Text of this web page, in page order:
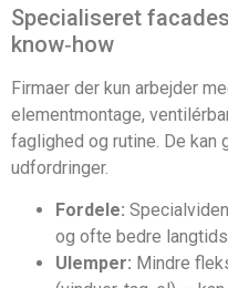
Specialiseret
know‑how
Firmaer der kun arbejder
elementmontage,
faglighed og rutine. De kan
udfordringer.
Fordele:
og ofte bedre
Ulemper: Mindre